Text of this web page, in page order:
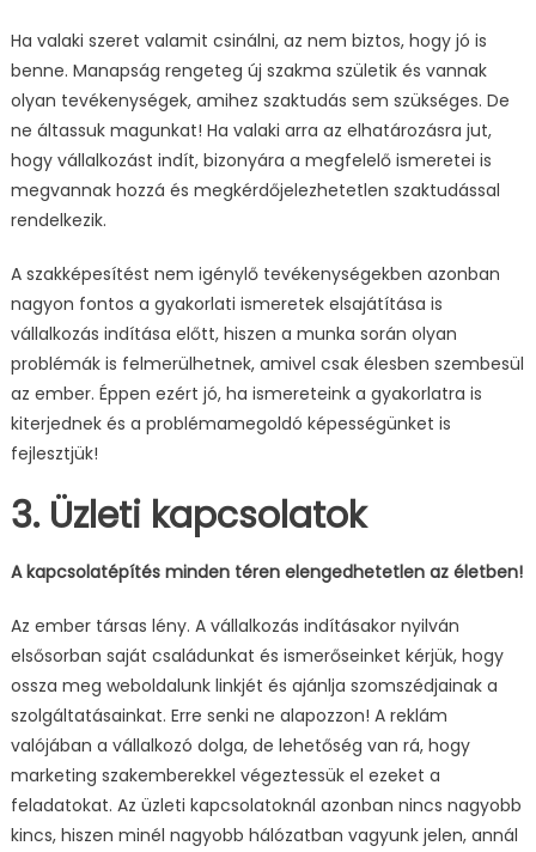
Ha valaki szeret valamit csinálni, az nem biztos, hogy jó is
benne. Manapság rengeteg új szakma születik és vannak
olyan tevékenységek, amihez szaktudás sem szükséges. De
ne áltassuk magunkat! Ha valaki arra az elhatározásra jut,
hogy vállalkozást indít, bizonyára a megfelelő ismeretei is
megvannak hozzá és megkérdőjelezhetetlen szaktudással
rendelkezik.
A szakképesítést nem igénylő tevékenységekben azonban
nagyon fontos a gyakorlati ismeretek elsajátítása is
vállalkozás indítása előtt, hiszen a munka során olyan
problémák is felmerülhetnek, amivel csak élesben szembesül
az ember. Éppen ezért jó, ha ismereteink a gyakorlatra is
kiterjednek és a problémamegoldó képességünket is
fejlesztjük!
3. Üzleti kapcsolatok
A kapcsolatépítés minden téren elengedhetetlen az életben!
Az ember társas lény. A vállalkozás indításakor nyilván
elsősorban saját családunkat és ismerőseinket kérjük, hogy
ossza meg weboldalunk linkjét és ajánlja szomszédjainak a
szolgáltatásainkat. Erre senki ne alapozzon! A reklám
valójában a vállalkozó dolga, de lehetőség van rá, hogy
marketing szakemberekkel végeztessük el ezeket a
feladatokat. Az üzleti kapcsolatoknál azonban nincs nagyobb
kincs, hiszen minél nagyobb hálózatban vagyunk jelen, annál